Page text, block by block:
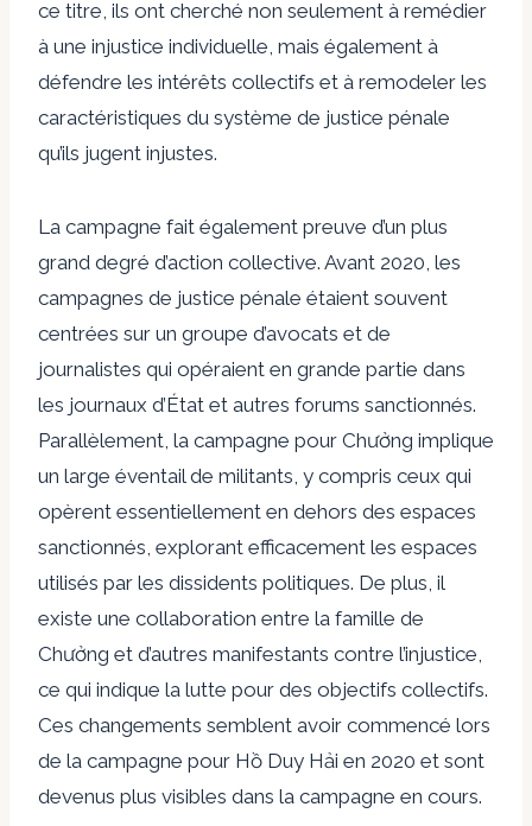
ce titre, ils ont cherché non seulement à remédier
à une injustice individuelle, mais également à
défendre les intérêts collectifs et à remodeler les
caractéristiques du système de justice pénale
qu’ils jugent injustes.
La campagne fait également preuve d’un plus
grand degré d’action collective. Avant 2020, les
campagnes de justice pénale étaient souvent
centrées sur un groupe d’avocats et de
journalistes qui opéraient en grande partie dans
les journaux d’État et autres forums sanctionnés.
Parallèlement, la campagne pour Chưởng implique
un large éventail de militants, y compris ceux qui
opèrent essentiellement en dehors des espaces
sanctionnés, explorant efficacement les espaces
utilisés par les dissidents politiques. De plus, il
existe une collaboration entre la famille de
Chưởng et d’autres manifestants contre l’injustice,
ce qui indique la lutte pour des objectifs collectifs.
Ces changements semblent avoir commencé lors
de la campagne pour Hồ Duy Hải en 2020 et sont
devenus plus visibles dans la campagne en cours.